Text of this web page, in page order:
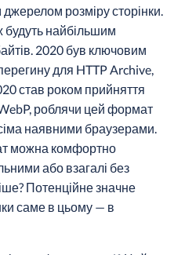
розміру сторінки.
найбільшим
2020 був ключовим
для HTTP Archive,
став роком прийняття
роблячи цей формат
наявними браузерами.
можна комфортно
або взагалі без
Потенційне значне
саме в цьому — в